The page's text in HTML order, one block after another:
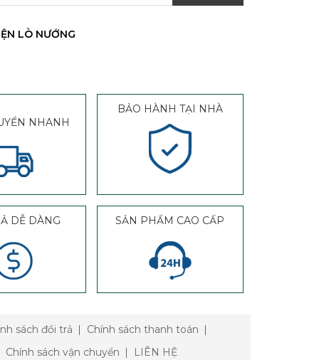
LÒ NƯỚNG
NHANH
BẢO HÀNH TẠI NHÀ
DỄ DÀNG SẢN PHẨM CAO CẤP
sách đổi trả
Chính sách thanh toán
Chính sách vận chuyển
LIÊN HỆ